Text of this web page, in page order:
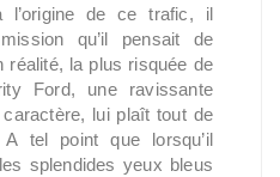
l’origine de ce trafic, il
qu’il pensait de
réalité, la plus risquée de
Ford, une ravissante
lui plaît tout de
tel point que lorsqu’il
splendides yeux bleus